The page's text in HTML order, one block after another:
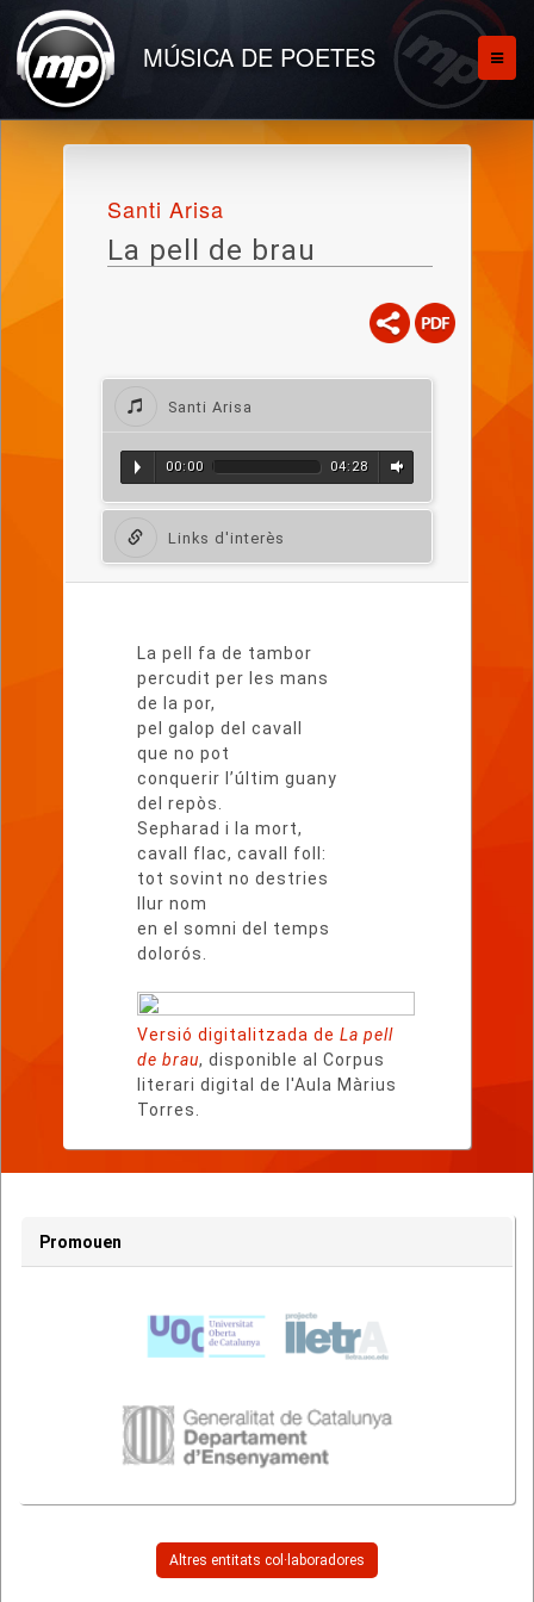
MÚSICA DE POETES
Santi Arisa
La pell de brau
Santi Arisa
00:00 04:28
Links d'interès
La pell fa de tambor
percudit per les mans
de la por,
pel galop del cavall
que no pot
conquerir l’últim guany
del repòs.
Sepharad i la mort,
cavall flac, cavall foll:
tot sovint no destries
llur nom
en el somni del temps
dolorós.
Versió digitalitzada deLa pell
de brau, disponible al Corpus
literari digital de l'Aula Màrius
Torres.
Promouen
Altres entitats col·laboradores